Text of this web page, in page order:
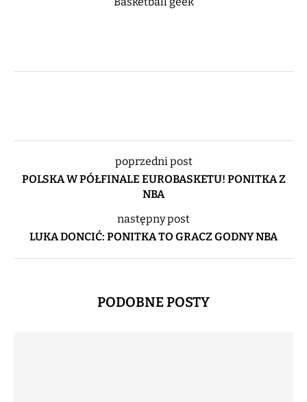
poprzedni post
POLSKA W PÓŁFINALE EUROBASKETU! PONITKA Z
NBA
następny post
LUKA DONCIĆ: PONITKA TO GRACZ GODNY NBA
PODOBNE POSTY